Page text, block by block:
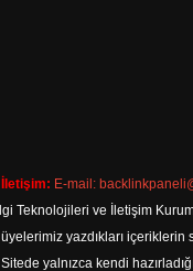
E-mail:
Teknolojileri ve İletişim
yazdıkları
yalnızca kendi